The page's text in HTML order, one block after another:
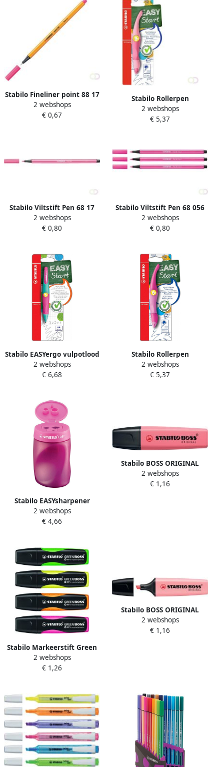
Stabilo Fineliner point 88 17
fijn heliotrope
2 webshops
€ 0,67
Stabilo Rollerpen
Easyoriginal linkshandig
medium pastel poederroze
2 webshops
€ 5,37
Stabilo Viltstift Pen 68 17
medium heliotrope
2 webshops
€ 0,80
Stabilo Viltstift Pen 68 056
medium neon roze
2 webshops
€ 0,80
Stabilo EASYergo vulpotlood
1 4 mm voor linkshandigen
blister van 1 stuk turkoois
2 webshops
€ 6,68
Stabilo Rollerpen
Easyoriginal linkshandig
roze lichtroze blister Ã 1
2 webshops
€ 5,37
Stabilo EASYsharpener
potloodslijper 2 gaten voor
rechtshandigen roze
2 webshops
€ 4,66
Stabilo BOSS ORIGINAL
Pastel markeerstift cherry
blossom (lichtroze)
2 webshops
€ 1,16
Stabilo Markeerstift Green
Boss 6070 56 roze
2 webshops
€ 1,26
Stabilo BOSS ORIGINAL
Pastel markeerstift pink
blush (roze)
2 webshops
€ 1,16